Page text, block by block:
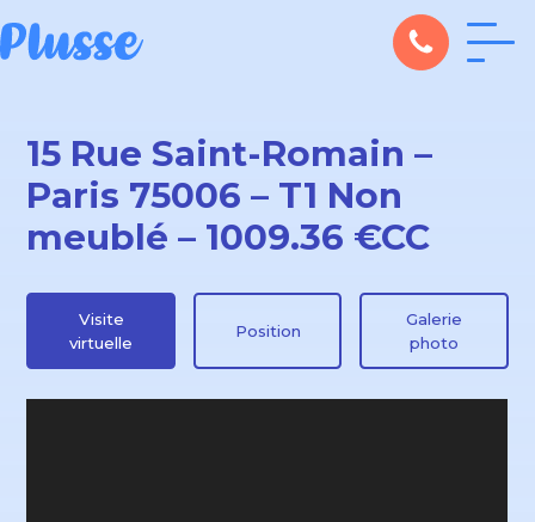
15 Rue Saint-Romain –
Paris 75006 – T1 Non
meublé – 1009.36 €CC
Visite
virtuelle
Position
Galerie
photo